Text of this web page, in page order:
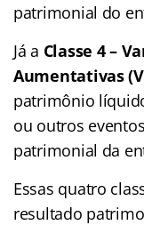
patrimonial do
Já a Classe 4 –
Aumentativas
patrimônio
ou outros
patrimonial da
Essas quatro
resultado